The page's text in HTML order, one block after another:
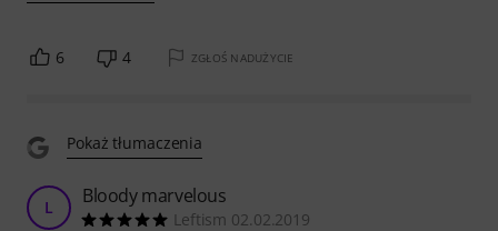
6 4 ZGŁOŚ NADUŻYCIE
Pokaż tłumaczenia
L Bloody marvelous
Leftism 02.02.2019